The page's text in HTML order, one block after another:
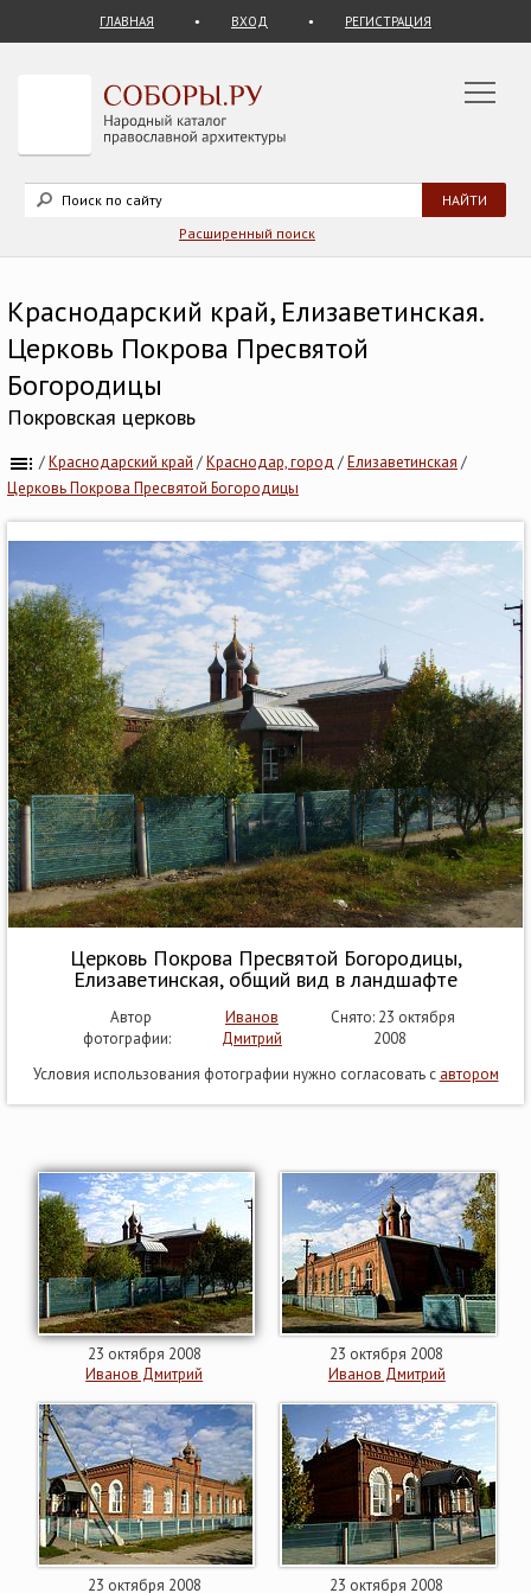
ГЛАВНАЯ ВХОД РЕГИСТРАЦИЯ
Расширенный поиск
Краснодарский край, Елизаветинская.
Церковь Покрова Пресвятой
Богородицы
Покровская церковь
/Краснодарский край /Краснодар, город /Елизаветинская /
Церковь Покрова Пресвятой Богородицы
Церковь Покрова Пресвятой Богородицы,
Елизаветинская, общий вид в ландшафте
Автор
фотографии:
Иванов
Дмитрий
Снято: 23 октября
2008
Условия использования фотографии нужно согласовать с автором
23 октября 2008
Иванов Дмитрий
23 октября 2008
Иванов Дмитрий
23 октября 2008
23 октября 2008